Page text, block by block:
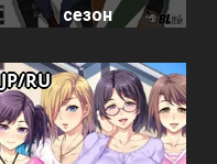
сезон
JP/RU